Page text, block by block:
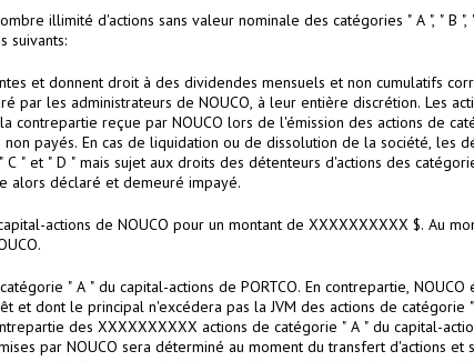
illimité d'actions sans valeur nominale des catégories " A ", " B ",
suivants:
et donnent droit à des dividendes mensuels et non cumulatifs
les administrateurs de NOUCO, à leur entière discrétion. Les
reçue par NOUCO lors de l'émission des actions de
payés. En cas de liquidation ou de dissolution de la société, les
" et " D " mais sujet aux droits des détenteurs d'actions des
alors déclaré et demeuré impayé.
actions de NOUCO pour un montant de XXXXXXXXXX $. Au
" A " du capital-actions de PORTCO. En contrepartie,
et dont le principal n'excédera pas la JVM des actions de catégorie
des XXXXXXXXXX actions de catégorie " A " du capital-
par NOUCO sera déterminé au moment du transfert d'actions